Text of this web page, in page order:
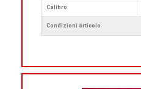
Calibro
Condizioni articolo